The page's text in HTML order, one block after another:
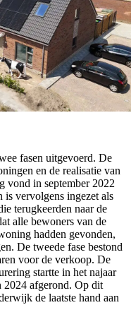
fasen uitgevoerd. De
en de realisatie van
vond in september 2022
is vervolgens ingezet als
terugkeerden naar de
alle bewoners van de
hadden gevonden,
De tweede fase bestond
voor de verkoop. De
startte in het najaar
2024 afgerond. Op dit
de laatste hand aan